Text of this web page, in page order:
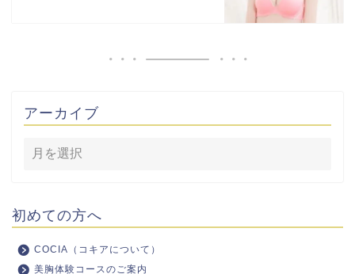
アーカイブ
初めての方へ
COCIA（コキアについて）
美胸体験コースのご案内